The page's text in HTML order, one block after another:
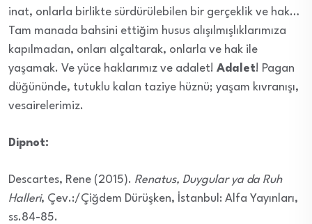
inat, onlarla birlikte sürdürülebilen bir gerçeklik ve hak…
Tam manada bahsini ettiğim husus alışılmışlıklarımıza
kapılmadan, onları alçaltarak, onlarla ve hak ile
yaşamak. Ve yüce haklarımız ve adalet! Adalet! Pagan
düğününde, tutuklu kalan taziye hüznü; yaşam kıvranışı,
vesairelerimiz.
Dipnot:
Descartes, Rene (2015). Renatus, Duygular ya da Ruh
Halleri, Çev.:/Çiğdem Dürüşken, İstanbul: Alfa Yayınları,
ss.84-85.